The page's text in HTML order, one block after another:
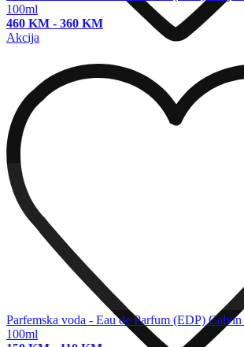
100ml
460 KM - 360 KM
Akcija
Parfemska voda - Eau de Parfum (EDP) Calvin
100ml